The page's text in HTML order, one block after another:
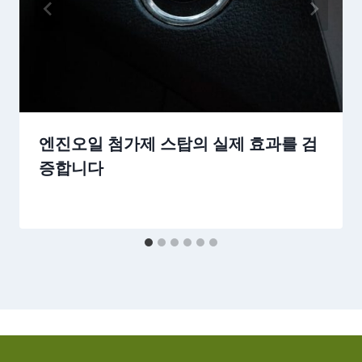
엔진오일 첨가제 스탑의 실제 효과를 검
증합니다